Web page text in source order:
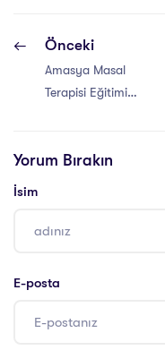
Önceki
Amasya Masal
Terapisi Eğitimi
Yorum Bırakın
İsim
E-posta